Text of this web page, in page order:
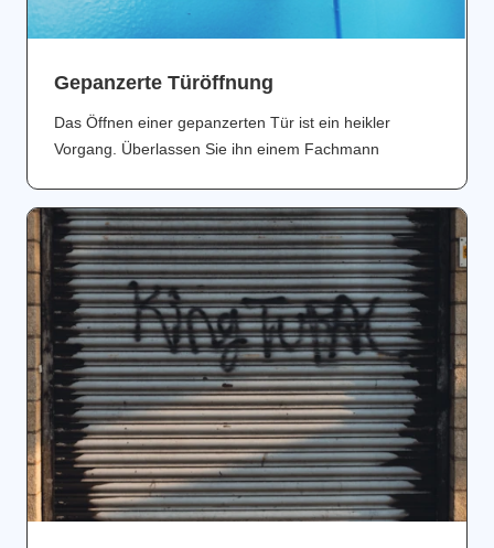
Gepanzerte Türöffnung
Das Öffnen einer gepanzerten Tür ist ein heikler
Vorgang. Überlassen Sie ihn einem Fachmann